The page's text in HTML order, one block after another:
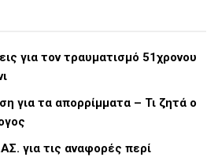
για τον τραυματισμό 51χρονου
για τα απορρίμματα – Τι ζητά ο
για τις αναφορές περί